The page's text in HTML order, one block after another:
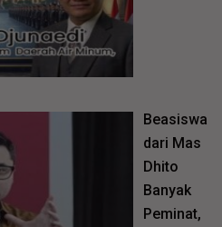
Beasiswa
dari Mas
Dhito
Banyak
Peminat,